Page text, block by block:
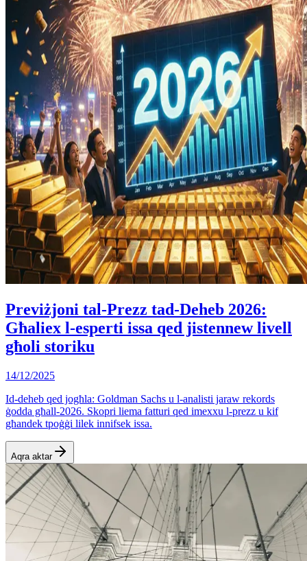
Previżjoni tal-Prezz tad-Deheb 2026:
Għaliex l-esperti issa qed jistennew livell
għoli storiku
14/12/2025
Id-deheb qed jogħla: Goldman Sachs u l-analisti jaraw rekords
ġodda għall-2026. Skopri liema fatturi qed imexxu l-prezz u kif
għandek tpoġġi lilek innifsek issa.
Aqra aktar